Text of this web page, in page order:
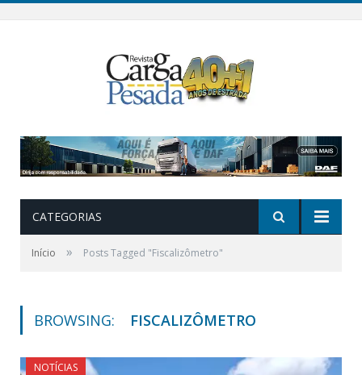
CATEGORIAS
Início » Posts Tagged "Fiscalizômetro"
BROWSING: FISCALIZÔMETRO
NOTÍCIAS